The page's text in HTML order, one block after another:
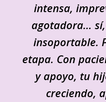
intensa,
agotadora…
insoportable.
etapa. Con
y apoyo, tu
creciendo,